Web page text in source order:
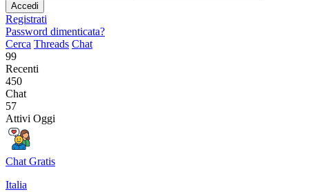
Accedi
Registrati
Password dimenticata?
Cerca Threads Chat
99
Recenti
450
Chat
57
Attivi Oggi
Chat Gratis
Italia